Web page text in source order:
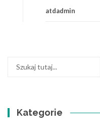
atdadmin
Kategorie